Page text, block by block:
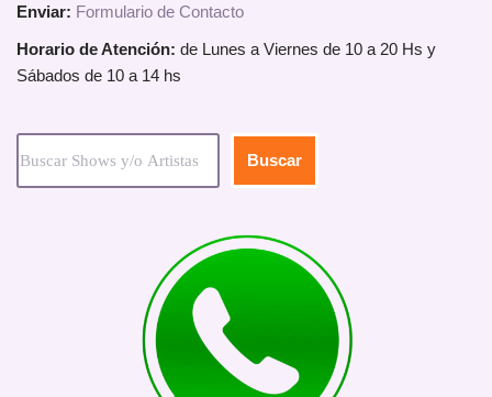
Enviar: Formulario de Contacto
Horario de Atención: de Lunes a Viernes de 10 a 20 Hs y
Sábados de 10 a 14 hs
Buscar